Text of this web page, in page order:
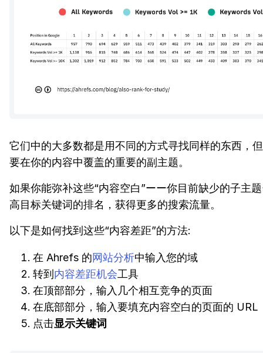
它们中的大多数都是用不同的方式寻找同样的东西，
要在你的内容中覆盖的重要的副主题。
如果你能弥补这些“内容空白”ーー你目前缺少的子主
高目标关键词的排名，获得更多的搜索流量。
以下是如何找到这些“内容差距”的方法:
在 Ahrefs 的网站分析中输入您的域
转到内容差距机会工具
在顶部部分，输入几个相互竞争的页面
在底部部分，输入要填充内容空白的页面的 URL
点击显示关键词